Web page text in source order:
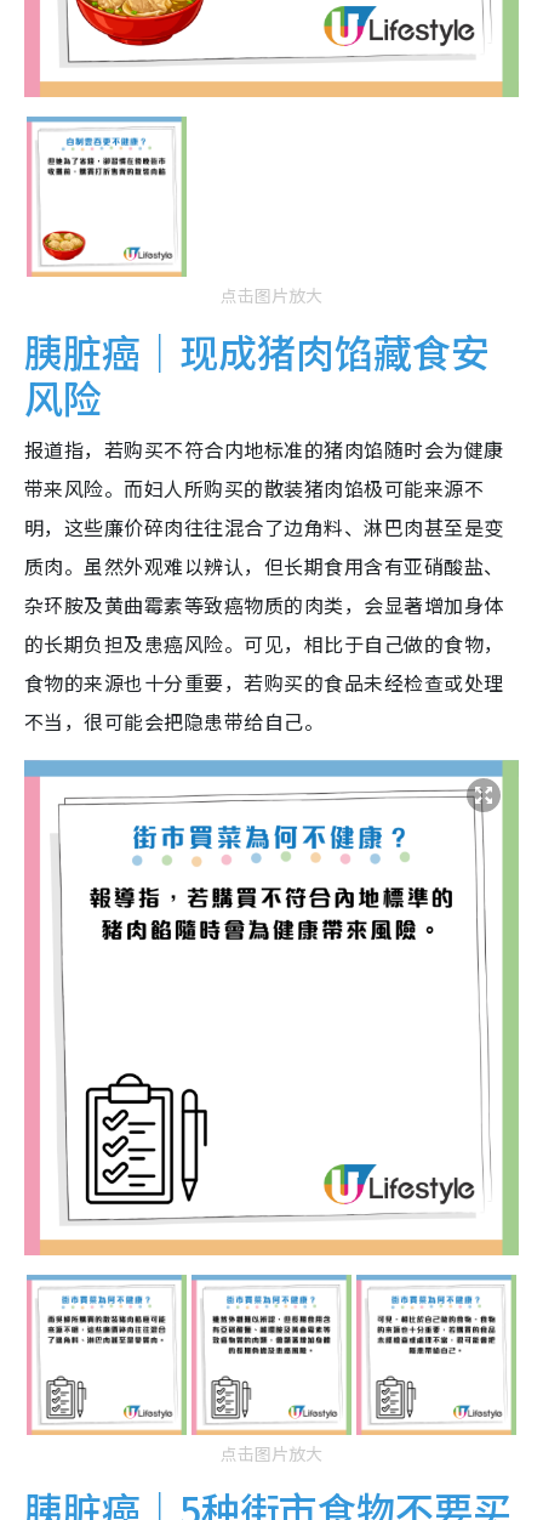
点击图片放大
胰脏癌｜现成猪肉馅藏食安
风险
报道指，若购买不符合内地标准的猪肉馅随时会为健康
带来风险。而妇人所购买的散装猪肉馅极可能来源不
明，这些廉价碎肉往往混合了边角料、淋巴肉甚至是变
质肉。虽然外观难以辨认，但长期食用含有亚硝酸盐、
杂环胺及黄曲霉素等致癌物质的肉类，会显著增加身体
的长期负担及患癌风险。可见，相比于自己做的食物，
食物的来源也十分重要，若购买的食品未经检查或处理
不当，很可能会把隐患带给自己。
点击图片放大